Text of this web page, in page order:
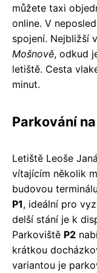
můžete taxi
online. V
spojení. Nejbližší
Mošnově, odkud
letiště. Cesta
minut.
Parkování
Letiště Leoše
vítajícím několik
budovou
P1, ideální pro
delší stání je k
Parkoviště P2
krátkou
variantou je